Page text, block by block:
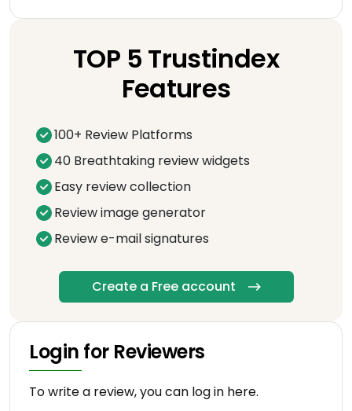
TOP 5 Trustindex
Features
100+ Review Platforms
40 Breathtaking review widgets
Easy review collection
Review image generator
Review e-mail signatures
Create a Free account
Login for Reviewers
To write a review, you can log in here.